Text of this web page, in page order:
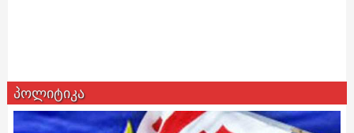
პოლიტიკა